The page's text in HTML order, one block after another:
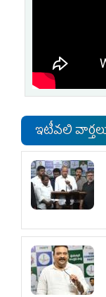
ఇటీవలి